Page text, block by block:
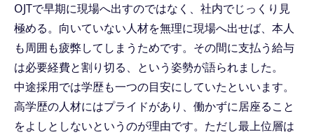
OJTで早期に現場へ出すのではなく、社内でじっくり見
極める。向いていない人材を無理に現場へ出せば、本人
も周囲も疲弊してしまうためです。その間に支払う給与
は必要経費と割り切る、という姿勢が語られました。
中途採用では学歴も一つの目安にしていたといいます。
高学歴の人材にはプライドがあり、働かずに居座ること
をよしとしないというのが理由です。ただし最上位層は